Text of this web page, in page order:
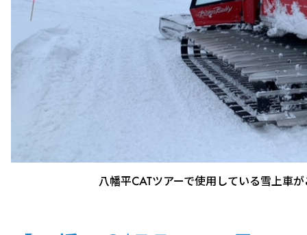
八幡平CATツアーで使用している雪上車